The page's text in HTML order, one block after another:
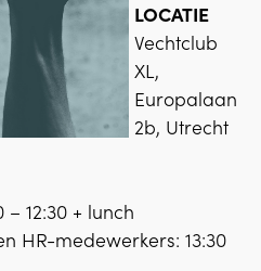
LOCATIE
Vechtclub
XL,
Europalaan
2b, Utrecht
12:30 + lunch
HR-medewerkers: 13:30